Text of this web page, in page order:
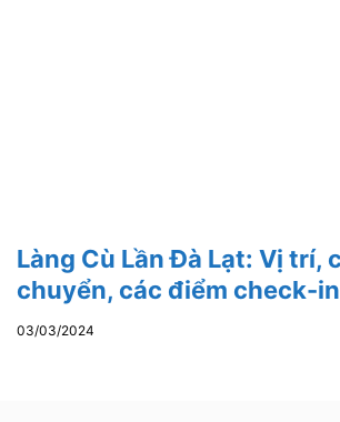
Làng Cù Lần Đà Lạt: Vị trí,
chuyển, các điểm check-
03/03/2024